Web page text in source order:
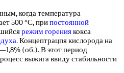
когда температура
500 °С, припостоянной
режим горениякокса
. Концептрацпя кислорода на
(об.). В этот период
выжига ввиду стабильности